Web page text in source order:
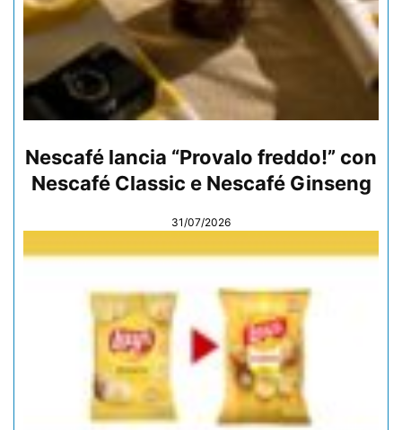
Nescafé lancia “Provalo freddo!” con
Nescafé Classic e Nescafé Ginseng
31/07/2026